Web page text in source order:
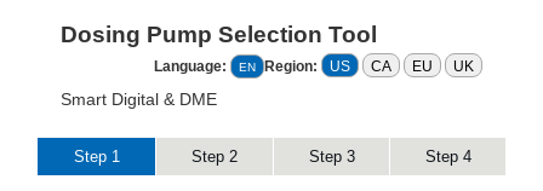
Dosing Pump Selection Tool
Region: US CA EU UK
Language: EN
Smart Digital & DME
Step1 Step 2 Step3 Step4